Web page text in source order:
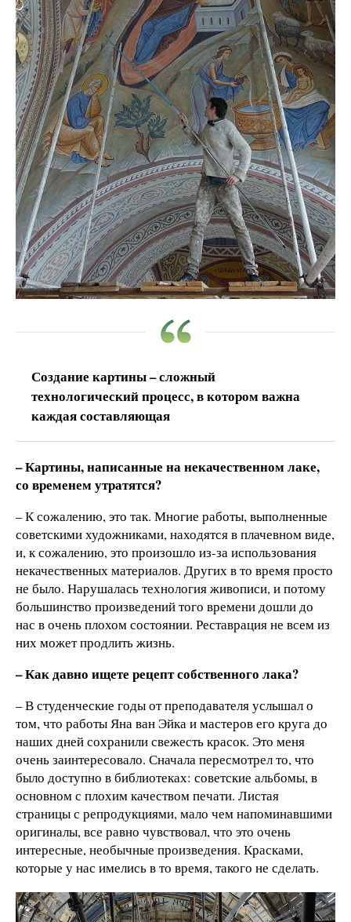
Создание картины – сложный
технологический процесс, в котором важна
каждая составляющая
– Картины, написанные на некачественном лаке,
со временем утратятся?
– К сожалению, это так. Многие работы, выполненные
советскими художниками, находятся в плачевном виде,
и, к сожалению, это произошло из-за использования
некачественных материалов. Других в то время просто
не было. Нарушалась технология живописи, и потому
большинство произведений того времени дошли до
нас в очень плохом состоянии. Реставрация не всем из
них может продлить жизнь.
– Как давно ищете рецепт собственного лака?
– В студенческие годы от преподавателя услышал о
том, что работы Яна ван Эйка и мастеров его круга до
наших дней сохранили свежесть красок. Это меня
очень заинтересовало. Сначала пересмотрел то, что
было доступно в библиотеках: советские альбомы, в
основном с плохим качеством печати. Листая
страницы с репродукциями, мало чем напоминавшими
оригиналы, все равно чувствовал, что это очень
интересные, необычные произведения. Красками,
которые у нас имелись в то время, такого не сделать.